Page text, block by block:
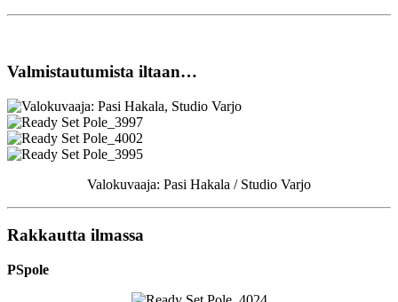
Valmistautumista iltaan…
Valokuvaaja: Pasi Hakala / Studio Varjo
Rakkautta ilmassa
PSpole